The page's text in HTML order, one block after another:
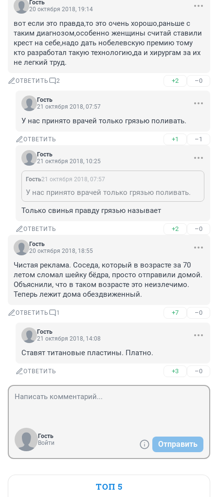
Гость
20 октября 2018, 19:14
вот если это правда,то это очень хорошо,раньше с
таким диагнозом,особенно женщины считай ставили
крест на себе,надо дать нобелевскую премию тому
кто разработал такую технологию,да и хирургам за их
не легкий труд.
ОТВЕТИТЬ 2 +2 –0
Гость
21 октября 2018, 07:57
У нас принято врачей только грязью поливать.
ОТВЕТИТЬ +1 –1
Гость
21 октября 2018, 10:25
Гость21 октября 2018, 07:57
У нас принято врачей только грязью поливать.
Только свинья правду грязью называет
ОТВЕТИТЬ +2 –0
Гость
20 октября 2018, 18:55
Чистая реклама. Соседа, который в возрасте за 70
летом сломал шейку бёдра, просто отправили домой.
Объяснили, что в таком возрасте это неизлечимо.
Теперь лежит дома обездвиженный.
ОТВЕТИТЬ 1 +7 –0
Гость
21 октября 2018, 14:08
Ставят титановые пластины. Платно.
ОТВЕТИТЬ +3 –0
Гость
Войти
Отправить
ТОП 5